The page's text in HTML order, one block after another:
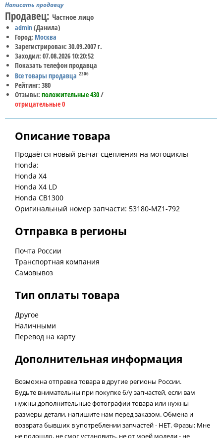
Написать продавцу
Продавец: Частное лицо
admin(Данила)
Город: Москва
Зарегистрирован: 30.09.2007 г.
Заходил: 07.08.2026 10:20:52
Показать телефон продавца
Все товары продавца 2306
Рейтинг: 380
Отзывы: положительные 430/
отрицательные 0
Описание товара
Продаётся новый рычаг сцепления на мотоциклы
Honda:
Honda X4
Honda X4 LD
Honda CB1300
Оригинальный номер запчасти: 53180-MZ1-792
Отправка в регионы
Почта России
Транспортная компания
Самовывоз
Тип оплаты товара
Другое
Наличными
Перевод на карту
Дополнительная информация
Возможна отправка товара в другие регионы России.
Будьте внимательны при покупке б/у запчастей, если вам
нужны дополнительные фотографии товара или нужны
размеры детали, напишите нам перед заказом. Обмена и
возврата бывших в употреблении запчастей - НЕТ. Фразы: Мне
не подошло, не смог установить, не от моей модели - не